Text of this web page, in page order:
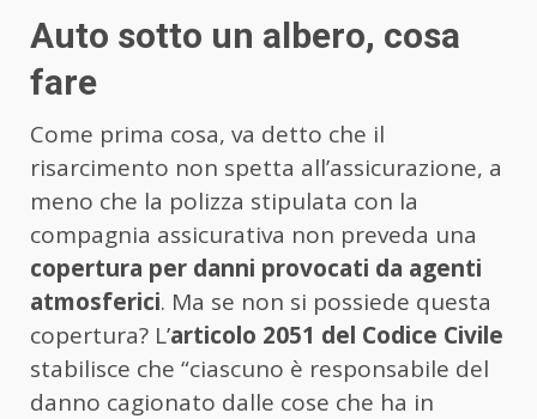
Auto sotto un albero, cosa
fare
Come prima cosa, va detto che il
risarcimento non spetta all’assicurazione, a
meno che la polizza stipulata con la
compagnia assicurativa non preveda una
copertura per danni provocati da agenti
atmosferici. Ma se non si possiede questa
copertura? L’articolo 2051 del Codice Civile
stabilisce che “ciascuno è responsabile del
danno cagionato dalle cose che ha in